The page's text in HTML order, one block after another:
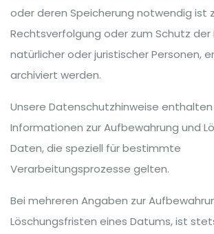
oder deren Speicherung notwendig ist
Rechtsverfolgung oder zum Schutz
natürlicher oder juristischer Personen,
archiviert werden.
Unsere Datenschutzhinweise
Informationen zur Aufbewahrung und
Daten, die speziell für bestimmte
Verarbeitungsprozesse gelten.
Bei mehreren Angaben zur
Löschungsfristen eines Datums, ist